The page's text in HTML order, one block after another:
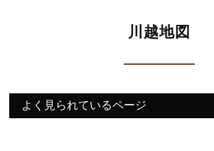
川越地図
よく見られているページ